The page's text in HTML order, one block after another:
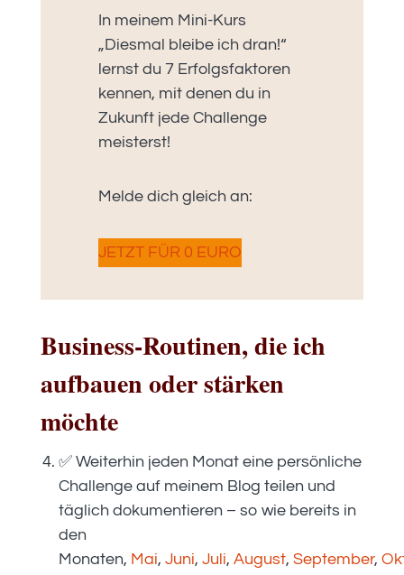
In meinem Mini-Kurs
„Diesmal bleibe ich dran!“
lernst du 7 Erfolgsfaktoren
kennen, mit denen du in
Zukunft jede Challenge
meisterst!
Melde dich gleich an:
JETZT FÜR 0 EURO
Business-Routinen, die ich
aufbauen oder stärken
möchte
✅ Weiterhin jeden Monat eine persönliche
Challenge auf meinem Blog teilen und
täglich dokumentieren – so wie bereits in
den
Monaten, Mai, Juni, Juli, August, September,